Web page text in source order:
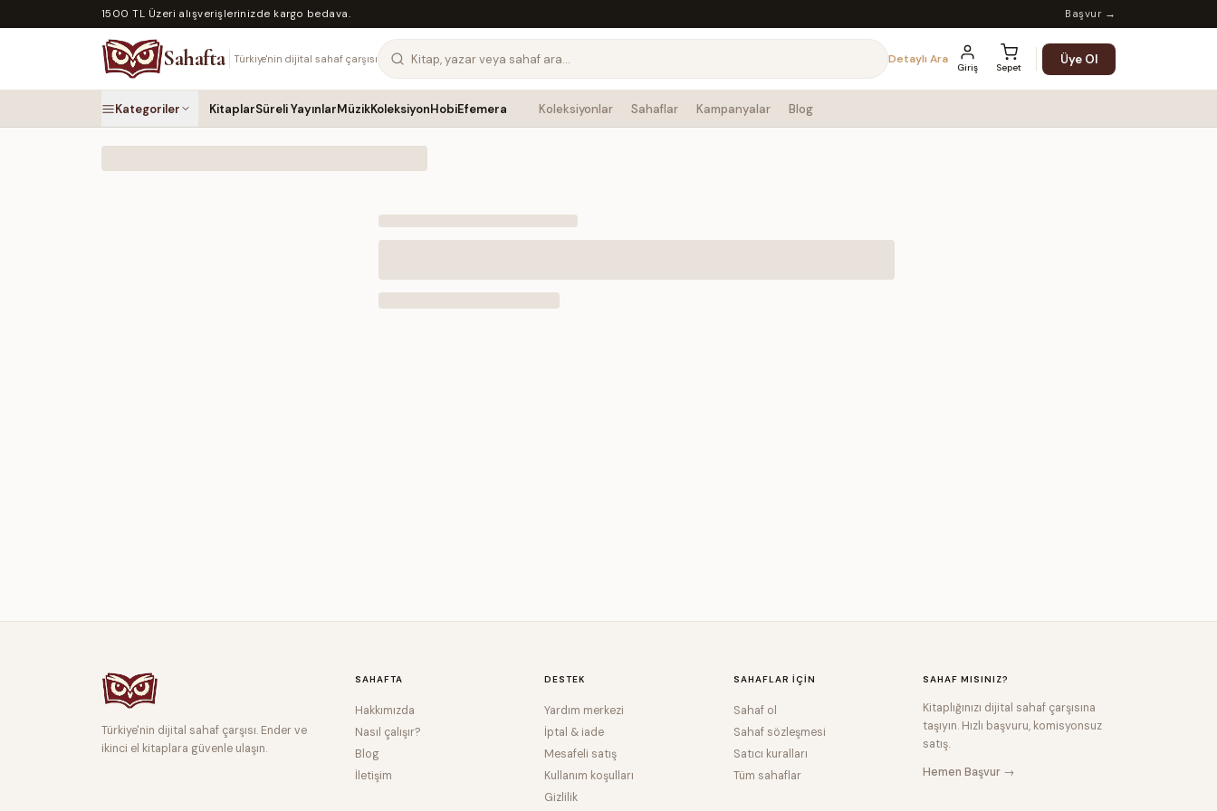
1500 TL Üzeri alışverişlerinizde kargo bedava. Başvur →
Sahafta Türkiye'nin dijital sahaf çarşısı Detaylı Ara
Giriş Sepet
Üye Ol
Kategoriler KitaplarSüreli YayınlarMüzikKoleksiyonHobiEfemera Koleksiyonlar Sahaflar Kampanyalar Blog
Türkiye'nin dijital sahaf çarşısı. Ender ve
ikinci el kitaplara güvenle ulaşın.
SAHAFTA
Hakkımızda
Nasıl çalışır?
Blog
İletişim
DESTEK
Yardım merkezi
İptal & iade
Mesafeli satış
Kullanım koşulları
Gizlilik
SAHAFLAR IÇIN
Sahaf ol
Sahaf sözleşmesi
Satıcı kuralları
Tüm sahaflar
SAHAF MISINIZ?
Kitaplığınızı dijital sahaf çarşısına
taşıyın. Hızlı başvuru, komisyonsuz
satış.
Hemen Başvur →